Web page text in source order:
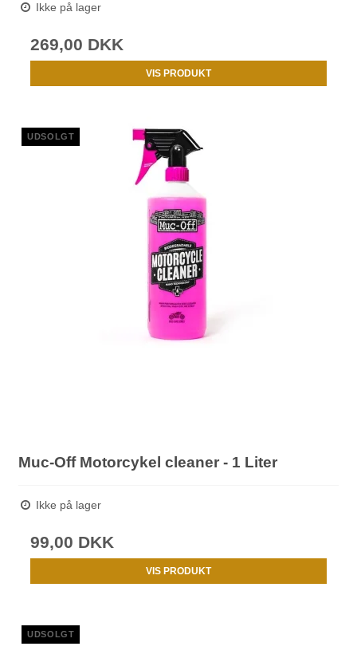
Ikke på lager
269,00 DKK
VIS PRODUKT
UDSOLGT
Muc-Off Motorcykel cleaner - 1 Liter
Ikke på lager
99,00 DKK
VIS PRODUKT
UDSOLGT